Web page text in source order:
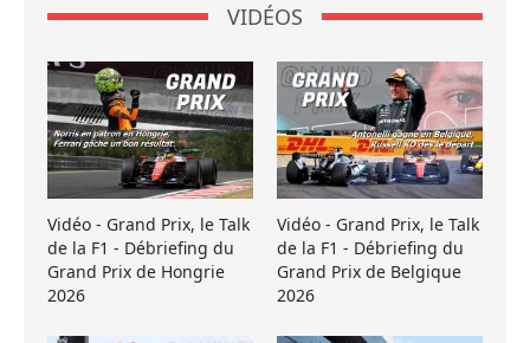
VIDÉOS
Vidéo - Grand Prix, le Talk
de la F1 - Débriefing du
Grand Prix de Hongrie
2026
Vidéo - Grand Prix, le Talk
de la F1 - Débriefing du
Grand Prix de Belgique
2026